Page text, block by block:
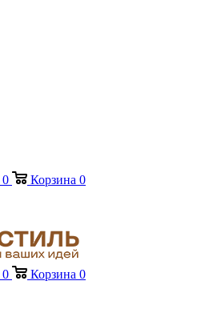
0 Корзина 0
0 Корзина 0